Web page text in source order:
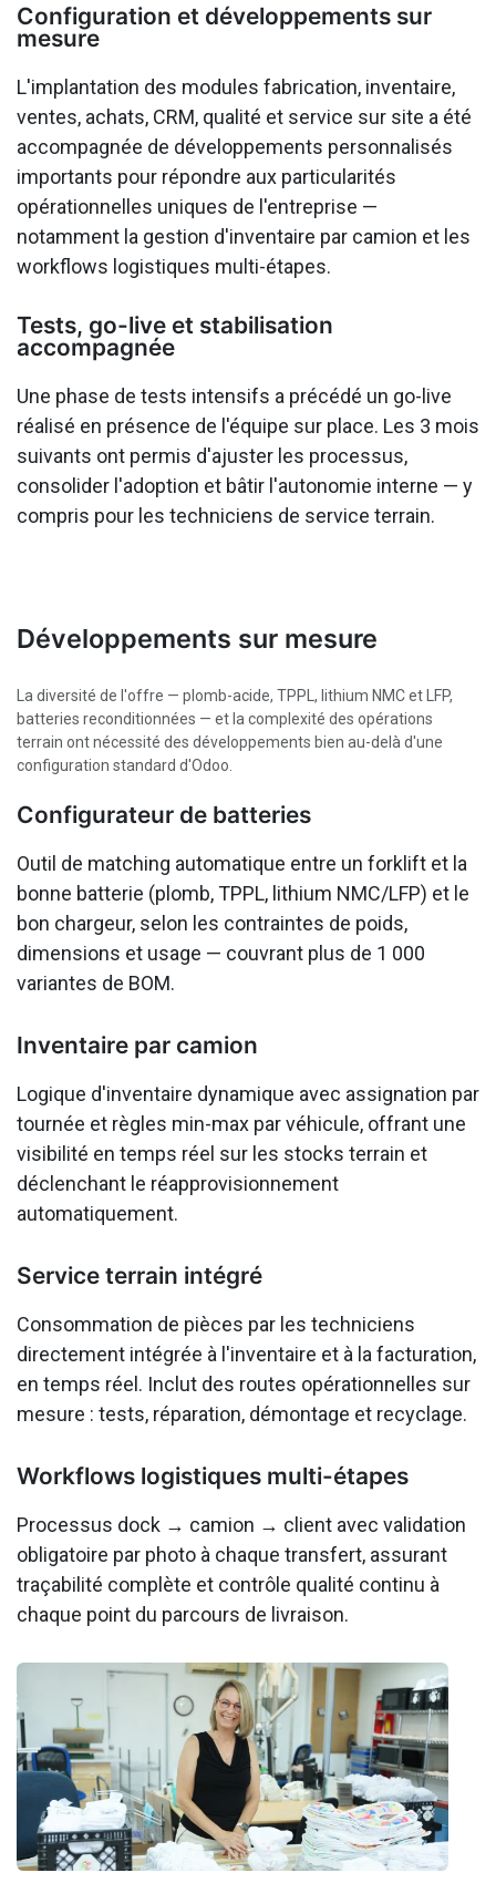
Configuration et développements sur
mesure
L'implantation des modules fabrication, inventaire,
ventes, achats, CRM, qualité et service sur site a été
accompagnée de développements personnalisés
importants pour répondre aux particularités
opérationnelles uniques de l'entreprise —
notamment la gestion d'inventaire par camion et les
workflows logistiques multi-étapes.
Tests, go-live et stabilisation
accompagnée
Une phase de tests intensifs a précédé un go-live
réalisé en présence de l'équipe sur place. Les 3 mois
suivants ont permis d'ajuster les processus,
consolider l'adoption et bâtir l'autonomie interne — y
compris pour les techniciens de service terrain.
Développements sur mesure
La diversité de l'offre — plomb-acide, TPPL, lithium NMC et LFP,
batteries reconditionnées — et la complexité des opérations
terrain ont nécessité des développements bien au-delà d'une
configuration standard d'Odoo.
Configurateur de batteries
Outil de matching automatique entre un forklift et la
bonne batterie (plomb, TPPL, lithium NMC/LFP) et le
bon chargeur, selon les contraintes de poids,
dimensions et usage — couvrant plus de 1 000
variantes de BOM.
Inventaire par camion
Logique d'inventaire dynamique avec assignation par
tournée et règles min-max par véhicule, offrant une
visibilité en temps réel sur les stocks terrain et
déclenchant le réapprovisionnement
automatiquement.
Service terrain intégré
Consommation de pièces par les techniciens
directement intégrée à l'inventaire et à la facturation,
en temps réel. Inclut des routes opérationnelles sur
mesure : tests, réparation, démontage et recyclage.
Workflows logistiques multi-étapes
Processus dock → camion → client avec validation
obligatoire par photo à chaque transfert, assurant
traçabilité complète et contrôle qualité continu à
chaque point du parcours de livraison.